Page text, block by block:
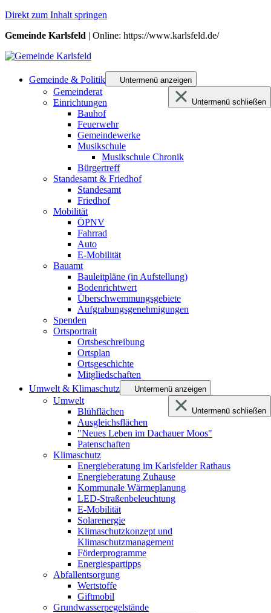
Direkt zum Inhalt springen
Gemeinde Karlsfeld | Online: https://www.karlsfeld.de/
Gemeinde & Politik Untermenü anzeigen
Untermenü schließen
Gemeinderat
Einrichtungen
Bauhof
Feuerwehr
Gemeindewerke
Musikschule
Musikschule Chronik
Bürgertreff
Standesamt & Friedhof
Standesamt
Friedhof
Mobilität
ÖPNV
Fahrrad
Auto
E-Mobilität
Bauamt
Bauleitpläne (in Aufstellung)
Bodenrichtwert
Überschwemmungsgebiete
Aufgrabungsgenehmigungen
Spenden
Ortsportrait
Ortsbeschreibung
Ortsplan
Ortsgeschichte
Mitgliedschaften
Umwelt & Klimaschutz
Untermenü anzeigen
Untermenü schließen
Umwelt
Blühflächen
Ausgleichsflächen
"Neues Leben im Dachauer Moos"
Patenschaften
Klimaschutz
Energieberatung im Karlsfelder Rathaus
Energieberatung Zuhause
Kommunale Wärmeplanung
LED-Straßenbeleuchtung
E-Mobilität
Solarenergie
Klimaschutzkonzept und
Klimaschutzmanagement
Förderprogramme
Energiespartipps
Abfallentsorgung
Wertstoffe
Giftmobil
Grundwasserpegelstände